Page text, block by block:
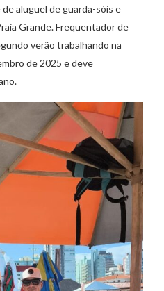
aluguel de guarda-sóis e
Grande. Frequentador de
verão trabalhando na
de 2025 e deve